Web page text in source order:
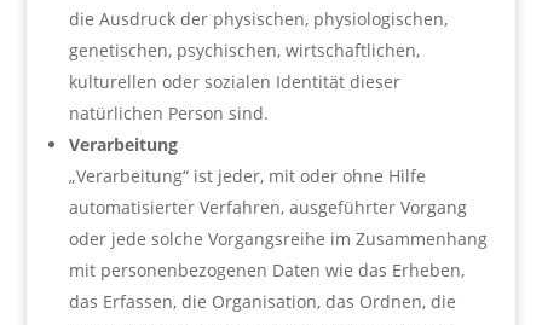
die Ausdruck der physischen, physiologischen,
genetischen, psychischen, wirtschaftlichen,
kulturellen oder sozialen Identität dieser
natürlichen Person sind.
Verarbeitung
„Verarbeitung“ ist jeder, mit oder ohne Hilfe
automatisierter Verfahren, ausgeführter Vorgang
oder jede solche Vorgangsreihe im Zusammenhang
mit personenbezogenen Daten wie das Erheben,
das Erfassen, die Organisation, das Ordnen, die